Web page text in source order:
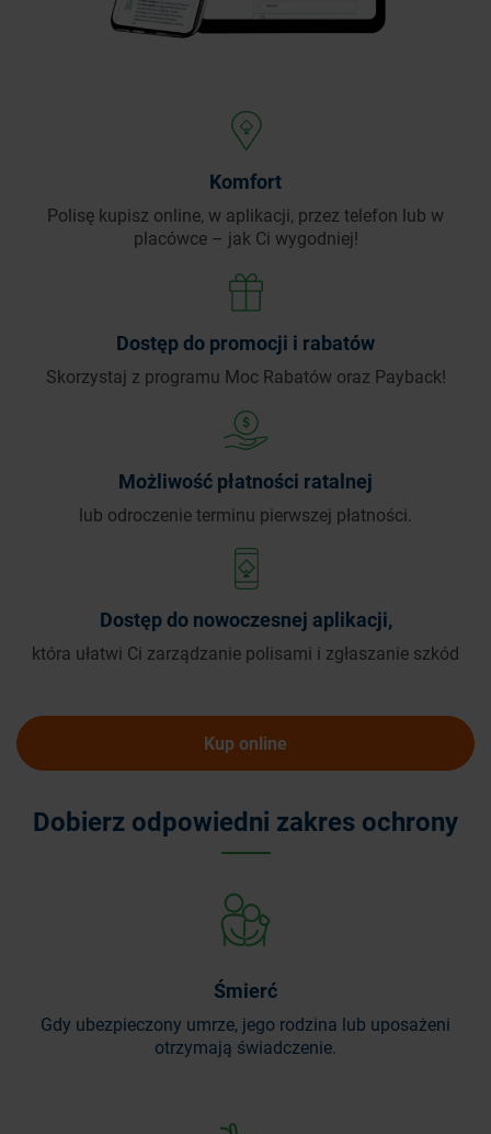
Komfort
Polisę kupisz online, w aplikacji, przez telefon lub w
placówce – jak Ci wygodniej!
Dostęp do promocji i rabatów
Skorzystaj z programu Moc Rabatów oraz Payback!
Możliwość płatności ratalnej
lub odroczenie terminu pierwszej płatności.
Dostęp do nowoczesnej aplikacji,
która ułatwi Ci zarządzanie polisami i zgłaszanie szkód
Kup online
Dobierz odpowiedni zakres ochrony
Śmierć
Gdy ubezpieczony umrze, jego rodzina lub uposażeni
otrzymają świadczenie.